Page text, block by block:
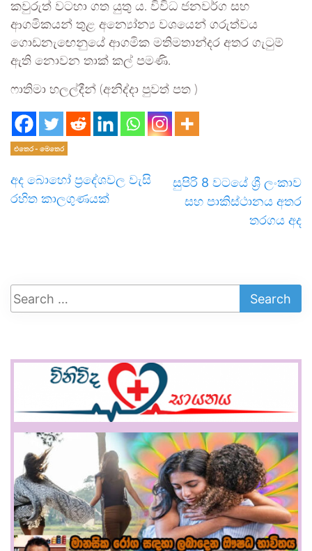
කවුරුත් වටහා ගත යුතු ය. විවිධ ජනවර්ග සහ
ආගමිකයන් තුළ අන්‍යෝන්‍ය වශයෙන් ගරුත්වය
ගොඩනැඟෙනුයේ ආගමික මතිමතාන්දර අතර ගැටුම්
ඇති නොවන තාක් කල් පමණි.
ෆාතිමා හලල්දීන් (අනිද්දා පුවත් පත )
එතෙර - මෙතෙර
අද බොහෝ ප්‍රදේශවල වැසි
රහිත කාලගුණයක්
සුපිරි 8 වටයේ ශ්‍රී ලංකාව
සහ පාකිස්ථානය අතර
තරගය අද